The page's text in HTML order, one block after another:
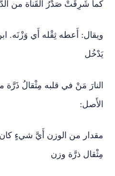
كما شَرِقَتْ صَدْرُ القَناة من
ويقال: أَعطه ثِقْله أَي وَزْنَه.
يَدْخُل
النارَ مَنْ في قلبه مِثْقالُ ذَرَّة
الأَصل:
مقدار من الوزن أَيَّ شيءٍ
مِثْقال ذرَّة وزن